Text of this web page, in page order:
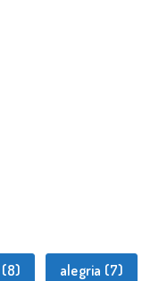
(8) alegria (7)